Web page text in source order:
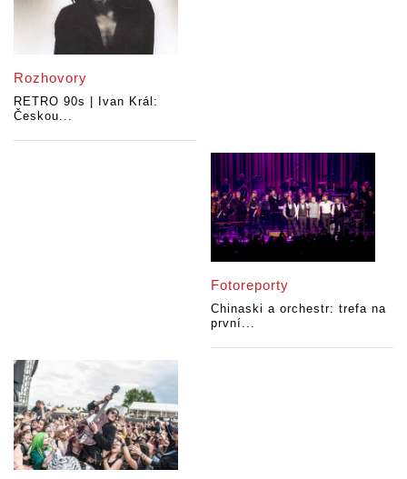
Rozhovory
RETRO 90s | Ivan Král:
Českou...
Fotoreporty
Chinaski a orchestr: trefa na
první...